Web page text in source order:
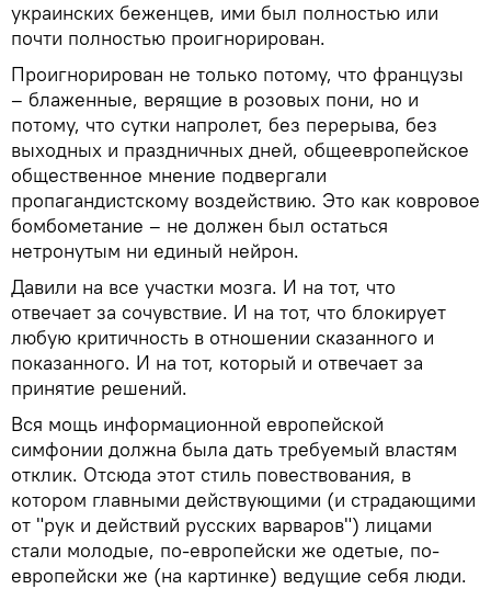
украинских беженцев, ими был полностью или
почти полностью проигнорирован.
Проигнорирован не только потому, что французы
– блаженные, верящие в розовых пони, но и
потому, что сутки напролет, без перерыва, без
выходных и праздничных дней, общеевропейское
общественное мнение подвергали
пропагандистскому воздействию. Это как ковровое
бомбометание – не должен был остаться
нетронутым ни единый нейрон.
Давили на все участки мозга. И на тот, что
отвечает за сочувствие. И на тот, что блокирует
любую критичность в отношении сказанного и
показанного. И на тот, который и отвечает за
принятие решений.
Вся мощь информационной европейской
симфонии должна была дать требуемый властям
отклик. Отсюда этот стиль повествования, в
котором главными действующими (и страдающими
от "рук и действий русских варваров") лицами
стали молодые, по-европейски же одетые, по-
европейски же (на картинке) ведущие себя люди.